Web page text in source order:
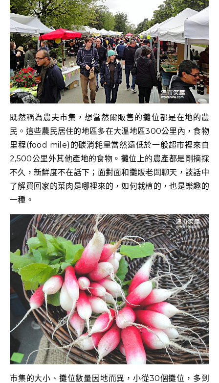
既然稱為農夫市集，想當然爾販售的攤位都是在地的農
民。這些農民居住的地區多在大溫地區300公里內，食物
里程(food mile)的碳消耗量當然遠低於一般超市裡來自
2,500公里外其他產地的食物。攤位上的農產都是剛摘採
不久，新鮮度不在話下；面對面和攤販老闆聊天，談話中
了解買回家的菜肉是哪裡來的，如何栽植的，也是樂趣的
一種。
市集的大小、攤位數量因地而異，小從30個攤位，多到